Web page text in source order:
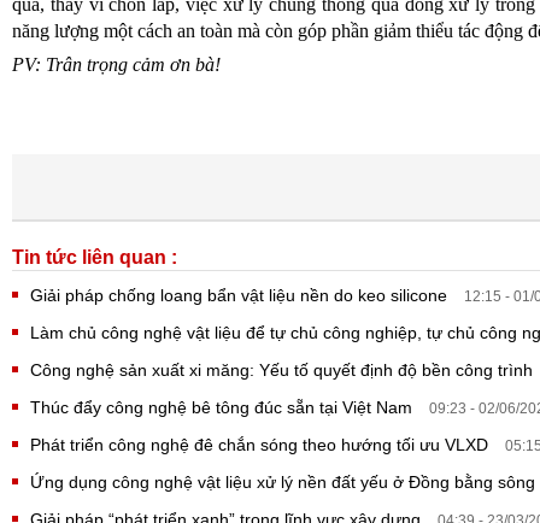
quả, thay vì chôn lấp, việc xử lý chúng thông qua đồng xử lý
năng lượng một cách an toàn mà còn góp phần giảm thiểu tác động
PV: Trân trọng cảm ơn bà!
Tin tức liên quan :
Giải pháp chống loang bẩn vật liệu nền do keo silicone 12:15 - 01/
Làm chủ công nghệ vật liệu để tự chủ công nghiệp, tự chủ công
Công nghệ sản xuất xi măng: Yếu tố quyết định độ bền công trình
Thúc đẩy công nghệ bê tông đúc sẵn tại Việt Nam
09:23 - 02/06/
Phát triển công nghệ đê chắn sóng theo hướng tối ưu VLXD
Ứng dụng công nghệ vật liệu xử lý nền đất yếu ở Đồng bằng
Giải pháp “phát triển xanh” trong lĩnh vực xây dựng